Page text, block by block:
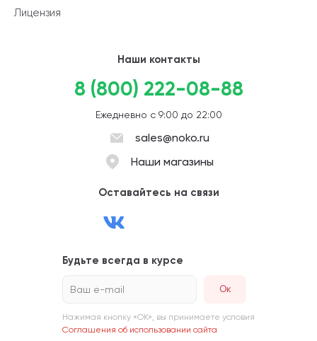
Лицензия
Наши контакты
8 (800) 222-08-88
Ежедневно с 9:00 до 22:00
sales@noko.ru
Наши магазины
Оставайтесь на связи
Будьте всегда в курсе
Ваш e-mail
Нажимая кнопку «ОК», вы принимаете условия
Соглашения об использовании сайта